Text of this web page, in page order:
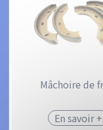
Mâchoire de
En savoir +